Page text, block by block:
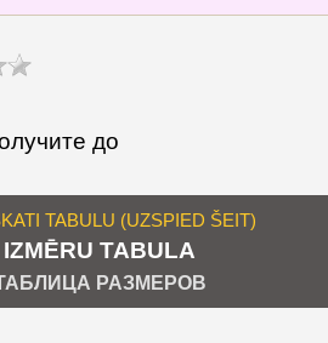
до
TABULU (UZSPIED ŠEIT)
IZMĒRU TABULA
РАЗМЕРОВ